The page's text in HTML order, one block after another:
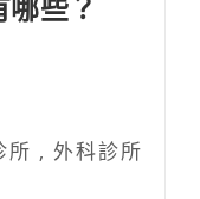
所 , 外科診所